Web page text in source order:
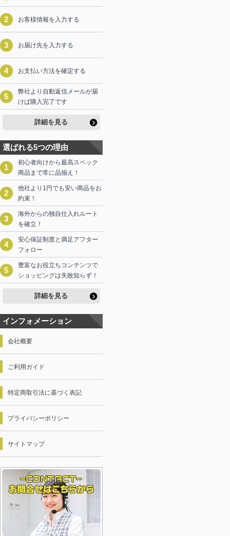
お客様情報を入力する
お届け先を入力する
お支払い方法を確定する
弊社より自動返信メールが届
けば購入完了です
詳細を見る
選ばれる5つの理由
初心者向けから最高スペック
商品まで常に品揃え！
他社より1円でも安い商品をお
約束！
海外からの独自仕入れルート
を確立！
安心保証制度と満足アフター
フォロー
豊富なお役立ちコンテンツで
ショッピングは失敗知らず！
詳細を見る
インフォメーション
会社概要
ご利用ガイド
特定商取引法に基づく表記
プライバシーポリシー
サイトマップ